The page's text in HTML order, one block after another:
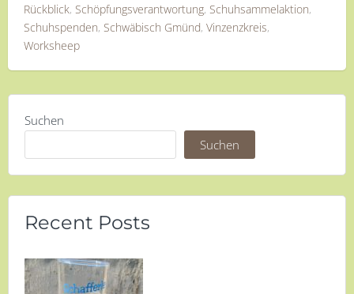
Rückblick, Schöpfungsverantwortung, Schuhsammelaktion,
Schuhspenden, Schwäbisch Gmünd, Vinzenzkreis,
Worksheep
Suchen
Suchen
Recent Posts